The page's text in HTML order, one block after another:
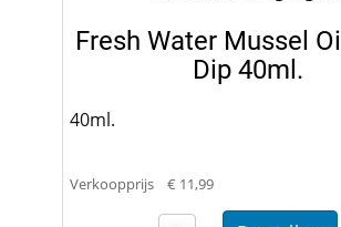
Fresh Water Mussel Oil
Dip 40ml.
40ml.
Verkoopprijs € 11,99